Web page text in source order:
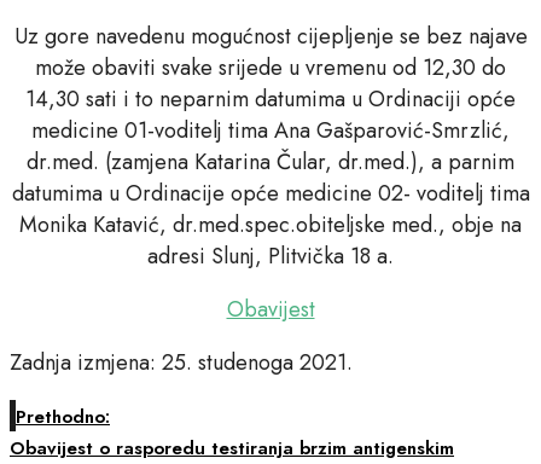
Uz gore navedenu mogućnost cijepljenje se bez najave
može obaviti svake srijede u vremenu od 12,30 do
14,30 sati i to neparnim datumima u Ordinaciji opće
medicine 01-voditelj tima Ana Gašparović-Smrzlić,
dr.med. (zamjena Katarina Čular, dr.med.), a parnim
datumima u Ordinacije opće medicine 02- voditelj tima
Monika Katavić, dr.med.spec.obiteljske med., obje na
adresi Slunj, Plitvička 18 a.
Obavijest
Zadnja izmjena: 25. studenoga 2021.
Prethodno:
Obavijest o rasporedu testiranja brzim antigenskim